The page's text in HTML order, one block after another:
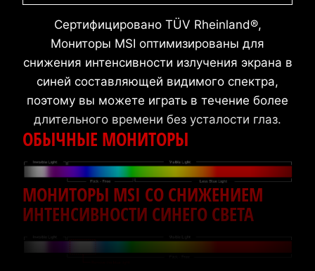
Сертифицировано TÜV Rheinland®,
Мониторы MSI оптимизированы для
снижения интенсивности излучения экрана в
синей составляющей видимого спектра,
поэтому вы можете играть в течение более
длительного времени без усталости глаз.
ОБЫЧНЫЕ МОНИТОРЫ
МОНИТОРЫ MSI СО СНИЖЕНИЕМ
ИНТЕНСИВНОСТИ СИНЕГО СВЕТА